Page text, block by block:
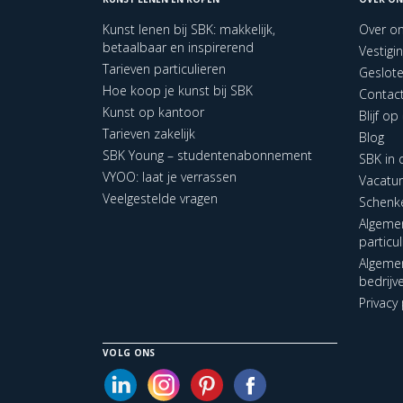
Kunst lenen bij SBK: makkelijk,
betaalbaar en inspirerend
Tarieven particulieren
Hoe koop je kunst bij SBK
Kunst op kantoor
Tarieven zakelijk
SBK Young – studentenabonnement
VYOO: laat je verrassen
Veelgestelde vragen
Over
Blijf op
Blog
SBK in
VOLG ONS